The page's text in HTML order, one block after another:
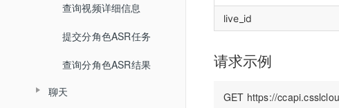
查询直播间人员列表
查询直播状态
踢出人员
查询直播场次列表
查询视频详细信息
提交分角色ASR任务
查询分角色ASR结果
聊天
live_id
请求示例